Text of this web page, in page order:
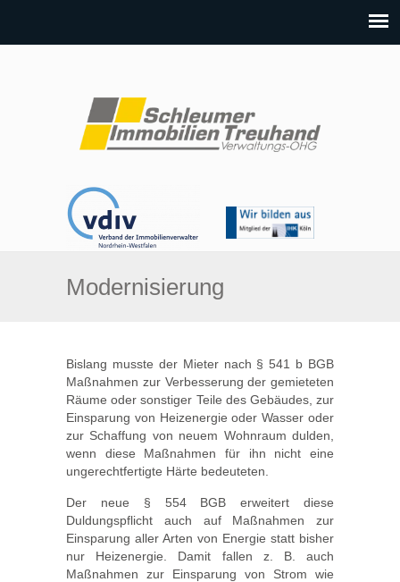
Modernisierung
Bislang musste der Mieter nach § 541 b BGB
Maßnahmen zur Verbesserung der gemieteten
Räume oder sonstiger Teile des Gebäudes, zur
Einsparung von Heizenergie oder Wasser oder
zur Schaffung von neuem Wohnraum dulden,
wenn diese Maßnahmen für ihn nicht eine
ungerechtfertigte Härte bedeuteten.
Der neue § 554 BGB erweitert diese
Duldungspflicht auch auf Maßnahmen zur
Einsparung aller Arten von Energie statt bisher
nur Heizenergie. Damit fallen z. B. auch
Maßnahmen zur Einsparung von Strom wie